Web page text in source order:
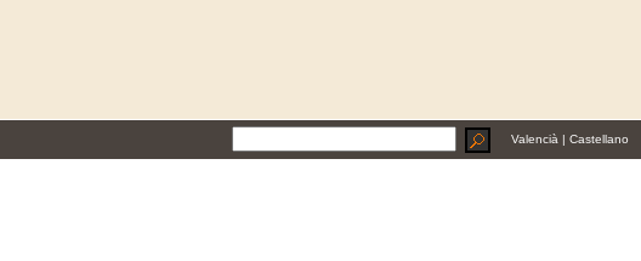
Valencià | Castellano